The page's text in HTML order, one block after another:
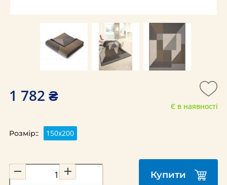
1 782 ₴
Є в наявності
Розмір:: 150х200
Купити